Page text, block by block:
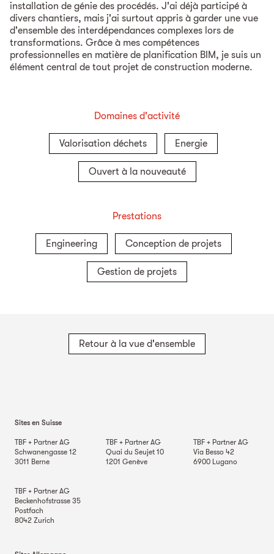
installation de génie des procédés. J'ai déjà participé à
divers chantiers, mais j'ai surtout appris à garder une vue
d'ensemble des interdépendances complexes lors de
transformations. Grâce à mes compétences
professionnelles en matière de planification BIM, je suis un
élément central de tout projet de construction moderne.
Domaines d'activité
Valorisation déchets Energie
Ouvert à la nouveauté
Prestations
Engineering Conception de projets
Gestion de projets
Retour à la vue d'ensemble
Sites en Suisse
TBF + Partner AG
Schwanengasse 12
3011 Berne
TBF + Partner AG
Quai du Seujet 10
1201 Genève
TBF + Partner AG
Via Besso 42
6900 Lugano
TBF + Partner AG
Beckenhofstrasse 35
Postfach
8042 Zurich